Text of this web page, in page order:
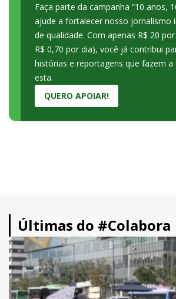
Faça parte da campanha “10 anos,
ajude a fortalecer nosso jornalismo
de qualidade. Com apenas R$ 20
R$ 0,70 por dia), você já contribui
histórias e reportagens que fazem
esta.
QUERO APOIAR!
Últimas do #Colabora